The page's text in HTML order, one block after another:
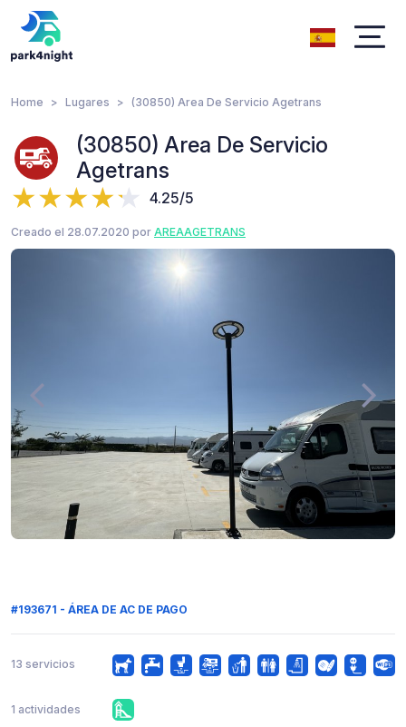
Home Lugares (30850) Area De Servicio Agetrans
(30850) Area De Servicio
Agetrans
4.25/5
Creado el 28.07.2020 por AREAAGETRANS
#193671 - ÁREA DE AC DE PAGO
13 servicios
1 actividades